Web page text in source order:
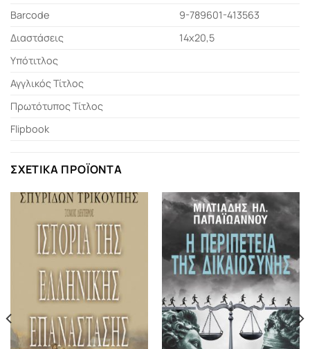
Barcode
9-789601-413563
Διαστάσεις
14x20,5
Υπότιτλος
Αγγλικός Τίτλος
Πρωτότυπος Τίτλος
Flipbook
ΣΧΕΤΙΚΆ ΠΡΟΪΌΝΤΑ